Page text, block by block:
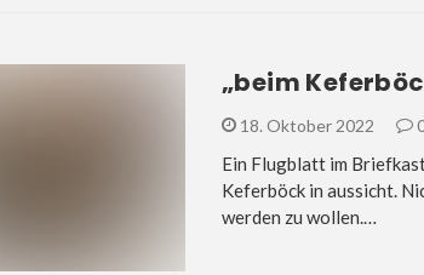
„beim
18. Oktober 2022
Ein Flugblatt im
Keferböck in aussicht.
werden zu wollen.…